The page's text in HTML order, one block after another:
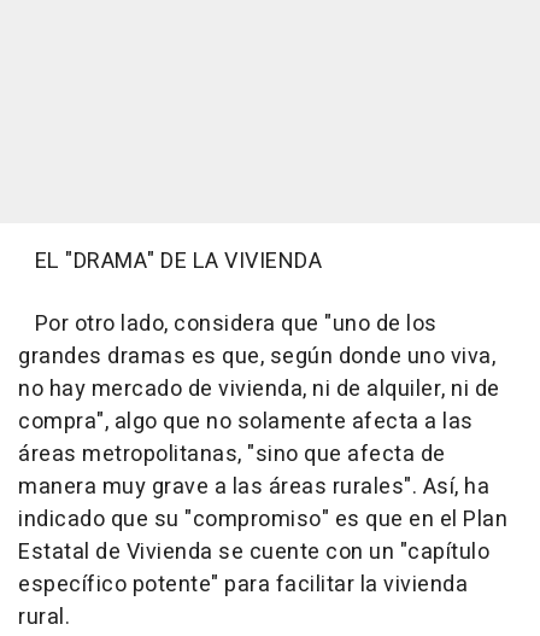
EL "DRAMA" DE LA VIVIENDA
Por otro lado, considera que "uno de los
grandes dramas es que, según donde uno viva,
no hay mercado de vivienda, ni de alquiler, ni de
compra", algo que no solamente afecta a las
áreas metropolitanas, "sino que afecta de
manera muy grave a las áreas rurales". Así, ha
indicado que su "compromiso" es que en el Plan
Estatal de Vivienda se cuente con un "capítulo
específico potente" para facilitar la vivienda
rural.